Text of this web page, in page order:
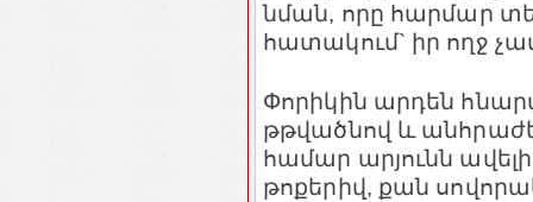
նման, որը հարմար
հատակում` իր ողջ
Փորիկին արդեն
թթվածնով և
համար արյունն
թոքերիվ, քան